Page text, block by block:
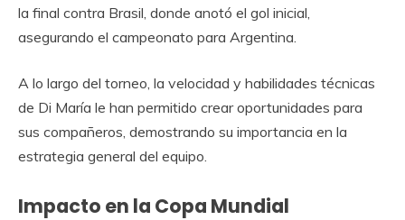
la final contra Brasil, donde anotó el gol inicial,
asegurando el campeonato para Argentina.
A lo largo del torneo, la velocidad y habilidades técnicas
de Di María le han permitido crear oportunidades para
sus compañeros, demostrando su importancia en la
estrategia general del equipo.
Impacto en la Copa Mundial